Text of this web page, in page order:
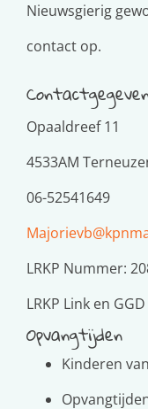
Nieuwsgierig
contact op.
Opaaldreef 11
4533AM
06-52541649
LRKP Nummer:
LRKP Link en
Opvangtijden
Kinderen